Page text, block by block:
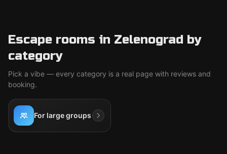
Escape rooms in Zelenograd by
category
Pick a vibe — every category is a real page with reviews and
booking.
For large groups